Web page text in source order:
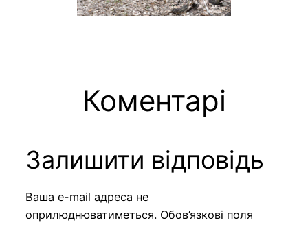
Коментарі
Залишити відповідь
Ваша e-mail адреса не
оприлюднюватиметься. Обов’язкові поля